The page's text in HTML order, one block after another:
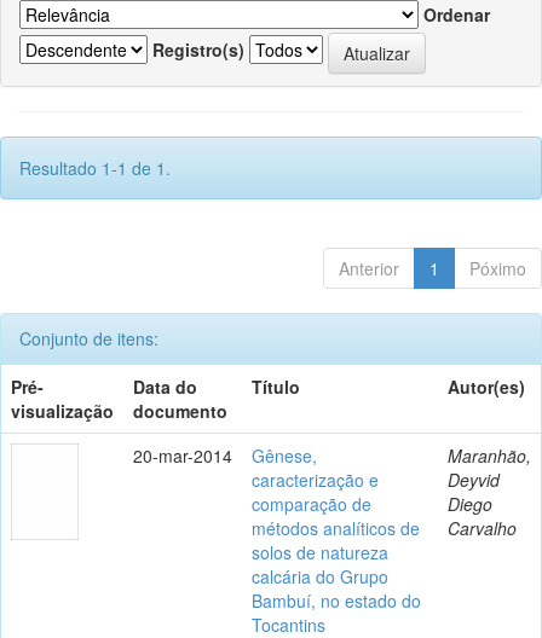
Ordenar
Registro(s)
Resultado 1-1 de 1.
Anterior 1 Póximo
Conjunto de itens:
Pré-
visualização
Data do
documento
Título Autor(es)
20-mar-2014
Gênese,
caracterização e
comparação de
métodos analíticos de
solos de natureza
calcária do Grupo
Bambuí, no estado do
Tocantins
Maranhão,
Deyvid
Diego
Carvalho